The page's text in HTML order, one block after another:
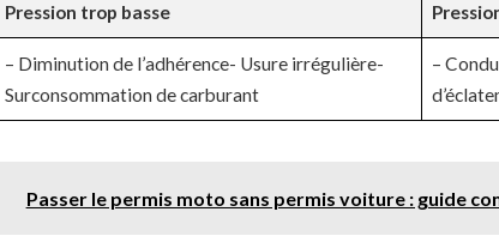
Pression trop basse
– Diminution de l’adhérence- Usure irrégulière-
Surconsommation de carburant
–
Passer le permis moto sans permis voiture : guide